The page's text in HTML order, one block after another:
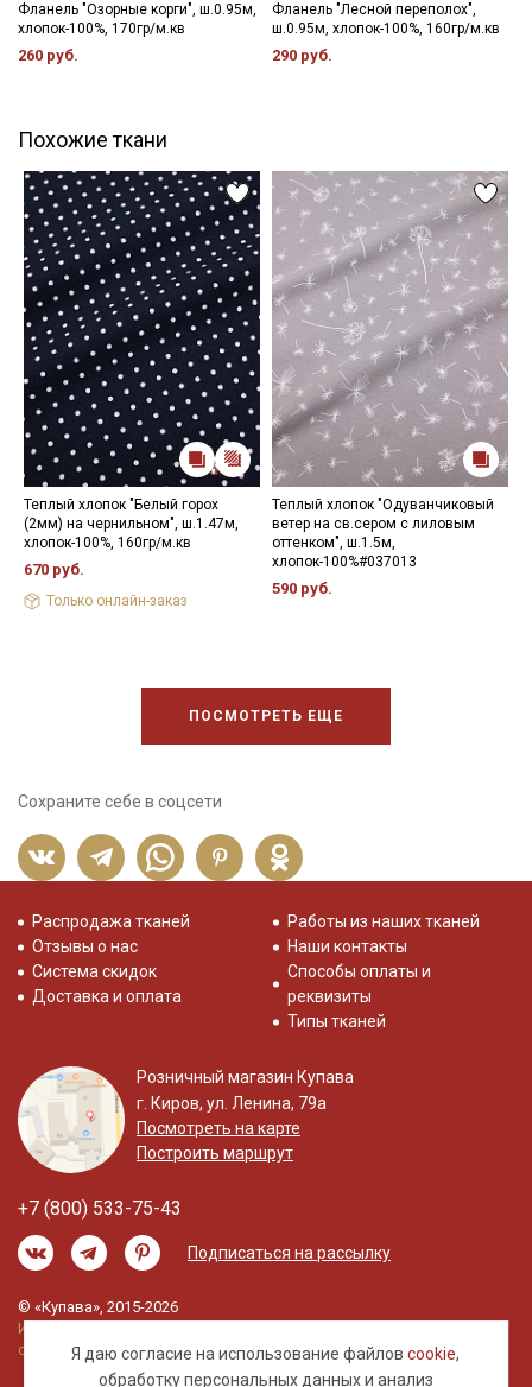
Фланель "Озорные корги", ш.0.95м,
хлопок-100%, 170гр/м.кв
260 руб.
Фланель "Лесной переполох",
ш.0.95м, хлопок-100%, 160гр/м.кв
290 руб.
Похожие ткани
Теплый хлопок "Белый горох
(2мм) на чернильном", ш.1.47м,
хлопок-100%, 160гр/м.кв
670 руб.
Только онлайн-заказ
Теплый хлопок "Одуванчиковый
ветер на св.сером с лиловым
оттенком", ш.1.5м,
хлопок-100%#037013
590 руб.
ПОСМОТРЕТЬ ЕЩЕ
Сохраните себе в соцсети
Я даю согласие на использование файловcookie,
обработкуперсональных данныхи анализ
Распродажа тканей
Отзывы о нас
Система скидок
Доставка и оплата
Работы из наших тканей
Наши контакты
Способы оплаты и
реквизиты
Типы тканей
Розничный магазин Купава
г. Киров, ул. Ленина, 79а
Посмотреть на карте
Построить маршрут
+7 (800) 533-75-43
Подписаться на рассылку
© «Купава», 2015-2026
Информация на сайте не является публичной
офертой.